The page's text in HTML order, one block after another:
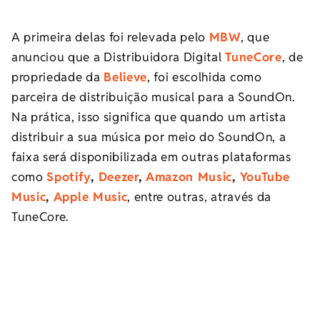
A primeira delas foi relevada pelo MBW, que
anunciou que a Distribuidora DigitalTuneCore, de
propriedade da Believe, foi escolhida como
parceira de distribuição musical para a SoundOn.
Na prática, isso significa que quando um artista
distribuir a sua música por meio do SoundOn, a
faixa será disponibilizada em outras plataformas
comoSpotify, Deezer,Amazon Music, YouTube
Music, Apple Music, entre outras, através da
TuneCore.